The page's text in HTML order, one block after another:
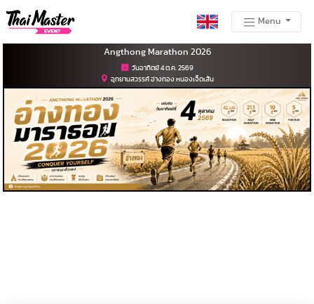
Menu
Angthong Marathon 2026
วันอาทิตย์ 4 ต.ค. 2569
อุทยานสวรรค์ อ่างทอง หนองเจ็ดเส้น